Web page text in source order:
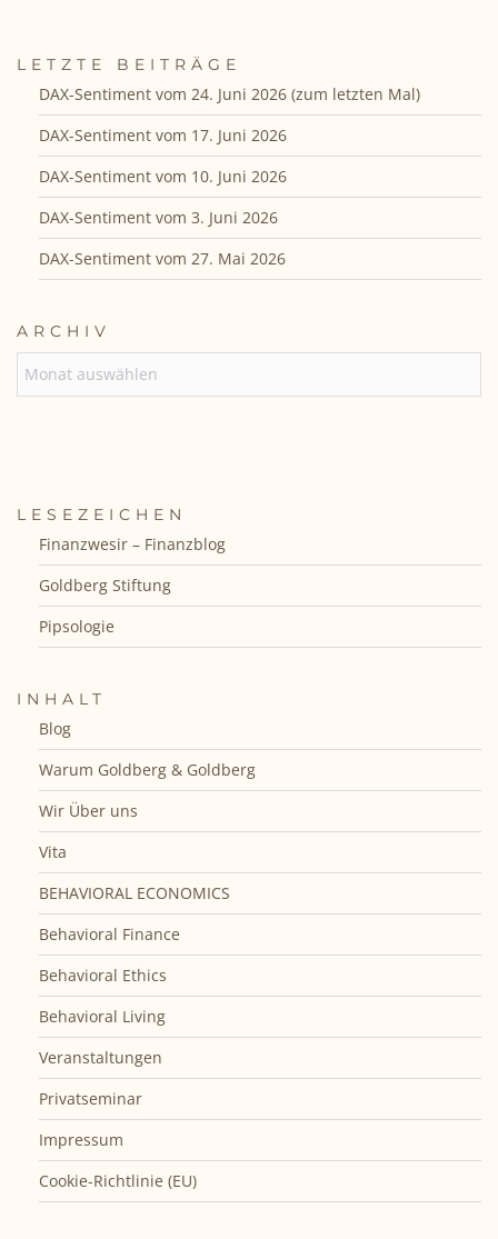
LETZTE BEITRÄGE
DAX-Sentiment vom 24. Juni 2026 (zum letzten Mal)
DAX-Sentiment vom 17. Juni 2026
DAX-Sentiment vom 10. Juni 2026
DAX-Sentiment vom 3. Juni 2026
DAX-Sentiment vom 27. Mai 2026
ARCHIV
LESEZEICHEN
Finanzwesir – Finanzblog
Goldberg Stiftung
Pipsologie
INHALT
Blog
Warum Goldberg & Goldberg
Wir Über uns
Vita
BEHAVIORAL ECONOMICS
Behavioral Finance
Behavioral Ethics
Behavioral Living
Veranstaltungen
Privatseminar
Impressum
Cookie-Richtlinie (EU)